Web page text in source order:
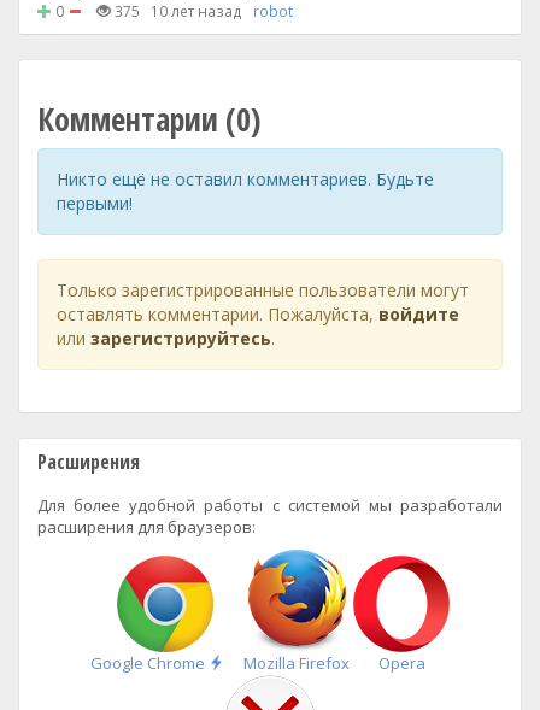
0 375 10 лет назад robot
Комментарии (0)
Никто ещё не оставил комментариев. Будьте
первыми!
Только зарегистрированные пользователи могут
оставлять комментарии. Пожалуйста, войдите
или зарегистрируйтесь.
Расширения
Для более удобной работы с системой мы разработали
расширения для браузеров:
Google Chrome
Быстрая
установка
Mozilla Firefox Opera